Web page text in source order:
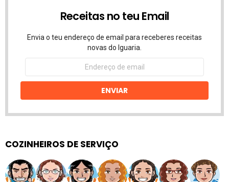
Receitas no teu Email
Envia o teu endereço de email para receberes receitas
novas do Iguaria.
Endereço
email
ENVIAR
COZINHEIROS DE SERVIÇO